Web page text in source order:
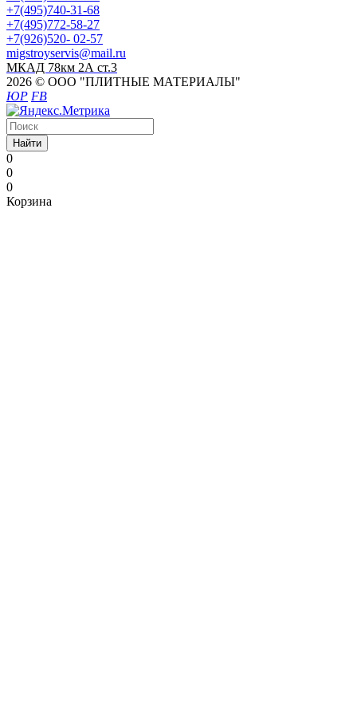
+7(495)740-31-68
+7(495)772-58-27
+7(926)520- 02-57
migstroyservis@mail.ru
МКАД 78км 2А ст.3
2026 © ООО "ПЛИТНЫЕ МАТЕРИАЛЫ"
ЮР FB
Найти
0
0
0
Корзина